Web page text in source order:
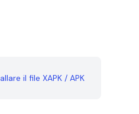
il file XAPK / APK